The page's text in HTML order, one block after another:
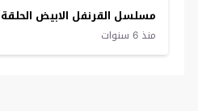
مسلسل القرنفل الابيض الحلقة 2 مترجم
منذ 6 سنوات